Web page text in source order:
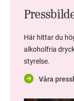
Här hittar du
alkoholfria
styrelse.
Våra